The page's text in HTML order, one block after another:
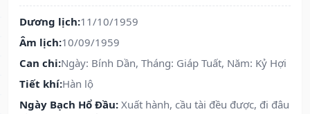
Dương lịch:11/10/1959
Âm lịch:10/09/1959
Can chi:Ngày: Bính Dần, Tháng: Giáp Tuất, Năm: Kỷ Hợi
Tiết khí:Hàn lộ
Ngày Bạch Hổ Đầu: Xuất hành, cầu tài đều được, đi đâu